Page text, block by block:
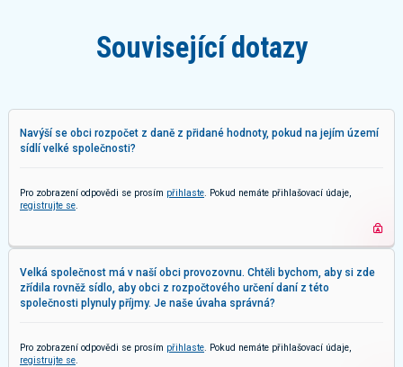
Související dotazy
Navýší se obci rozpočet z daně z přidané hodnoty, pokud na jejím území
sídlí velké společnosti?
Pro zobrazení odpovědi se prosím přihlaste . Pokud nemáte přihlašovací údaje,
registrujte se
Velká společnost má v naší obci provozovnu. Chtěli bychom, aby si zde
zřídila rovněž sídlo, aby obci z rozpočtového určení daní z této
společnosti plynuly příjmy. Je naše úvaha správná?
Pro zobrazení odpovědi se prosím přihlaste . Pokud nemáte přihlašovací údaje,
registrujte se